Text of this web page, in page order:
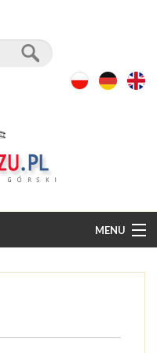
MENU